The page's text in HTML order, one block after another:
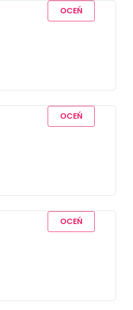
OCEŃ
OCEŃ
OCEŃ